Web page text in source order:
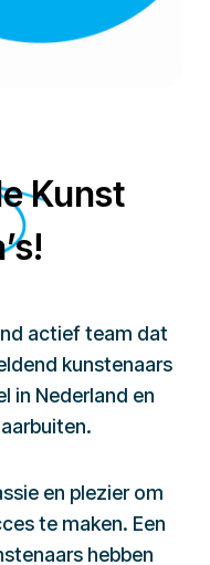
Kunst
actief team dat
kunstenaars
in Nederland en
en plezier om
te maken. Een
hebben